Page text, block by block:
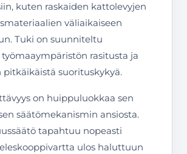
kuten raskaiden kattolevyjen
väliaikaiseen
Tuki on suunniteltu
rasitusta ja
suorituskykyä.
on huippuluokkaa sen
säätömekanismin ansiosta.
tapahtuu nopeasti
ulos haluttuun